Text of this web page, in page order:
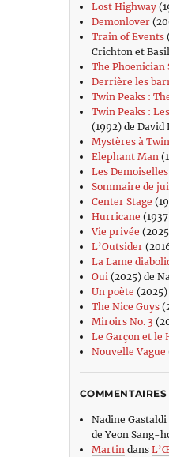
Lost Highway
Demonlover
Train of Events
Crichton et
The Phoenician
Derrière les
Twin Peaks :
Twin Peaks :
(1992) de David
Mystères à
Elephant Man
Les
Sommaire de
Center Stage
Hurricane
Vie privée
L’Outsider
La Lame
Oui(2025) de
Un poète (2025)
The Nice Guys
Miroirs No. 3
Le Garçon et le
Nouvelle Vague
COMMENTAIRES
Nadine Gastaldi
de Yeon Sang-
Martin dans